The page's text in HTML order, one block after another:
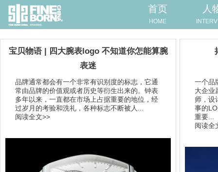
首页
HOME
人
宝贝物语 | 四大腕表logo 不知道你怎能算腕
表迷
品牌通常都会有一个非常有识别度的标志，它通
常由品牌的价值观或者历史等衍生出来的。钟表
多年以来，一直都在市场上占据重要的地位，经
过岁月的考验和洗礼，各种标志不断被人...
阅读全文>>
一个品
大企业
师，设
事的
重要...
阅读全